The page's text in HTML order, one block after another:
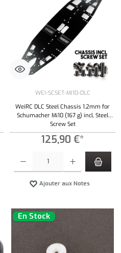
WEI-SCSET-MI10-DLC
WeiRC DLC Steel Chassis 1.2mm for
Schumacher Mi10 (167 g) incl. Steel
Screw Set
125,90 €*
Ajouter aux Notes
En Stock